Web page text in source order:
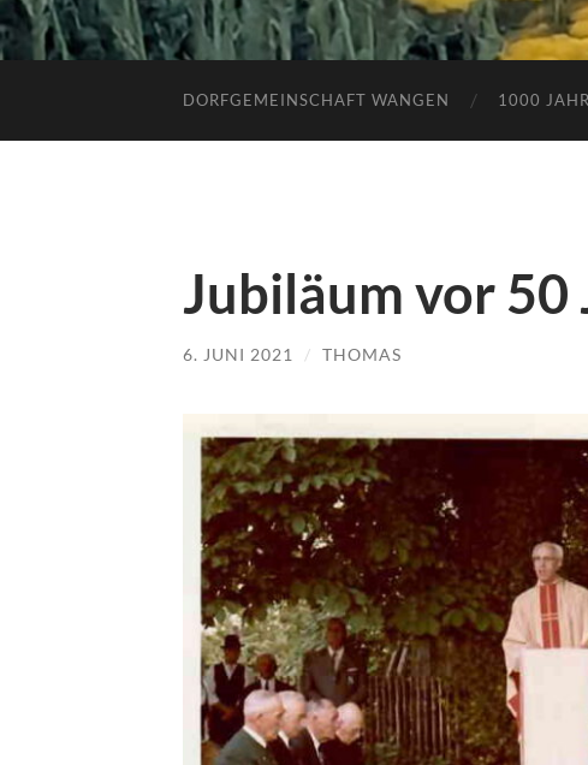
DORFGEMEINSCHAFT WANGEN 1000
Jubiläum vor 50
6. JUNI 2021 / THOMAS